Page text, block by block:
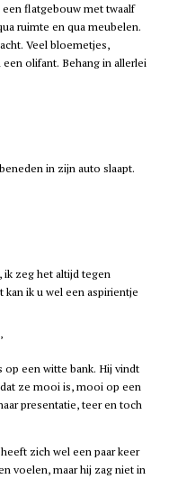
flatgebouw met twaalf
ruimte en qua meubelen.
Veel bloemetjes,
olifant. Behang in allerlei
in zijn auto slaapt.
ik zeg het altijd tegen
ik u wel een aspirientje
op een witte bank. Hij vindt
ze mooi is, mooi op een
presentatie, teer en toch
zich wel een paar keer
voelen, maar hij zag niet in